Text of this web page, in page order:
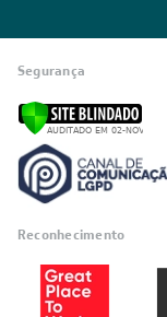
Segurança
Reconhecimento